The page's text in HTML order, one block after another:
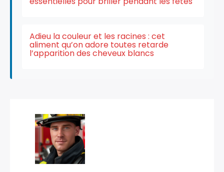
Adieu la couleur et les racines : cet
aliment qu’on adore toutes retarde
l’apparition des cheveux blancs